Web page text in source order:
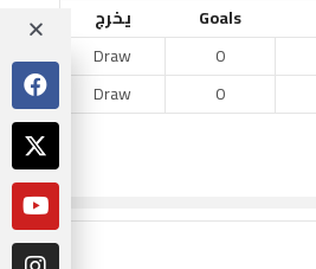
Goals
يخرج
0
Draw
0
Draw